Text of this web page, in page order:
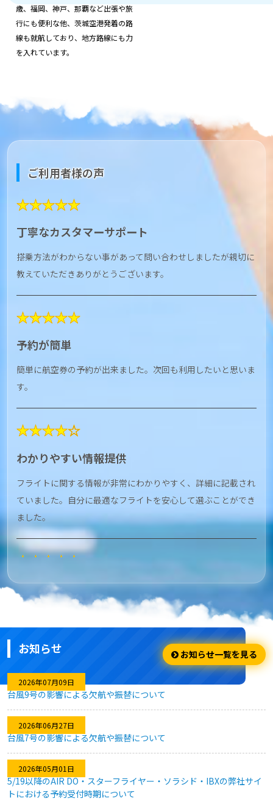
歳、福岡、神戸、那覇など出張や旅
行にも便利な他、茨城空港発着の路
線も就航しており、地方路線にも力
を入れています。
ご利用者様の声
★★★★★
丁寧なカスタマーサポート
搭乗方法がわからない事があって問い合わせしましたが親切に
教えていただきありがとうございます。
★★★★★
予約が簡単
簡単に航空券の予約が出来ました。次回も利用したいと思いま
す。
★★★★☆
わかりやすい情報提供
フライトに関する情報が非常にわかりやすく、詳細に記載され
ていました。自分に最適なフライトを安心して選ぶことができ
ました。
★★★★★
安さ・お得
安くてお得に利用出来ました。
★★★★☆
利用のしやすさ
問題なく利用できました。
★★★★★
キャンセル対応
お知らせ お知らせ一覧を見る
2026年07月09日
台風9号の影響による欠航や振替について
2026年06月27日
台風7号の影響による欠航や振替について
2026年05月01日
5/19以降のAIR DO・スターフライヤー・ソラシド・IBXの弊社サイ
トにおける予約受付時期について